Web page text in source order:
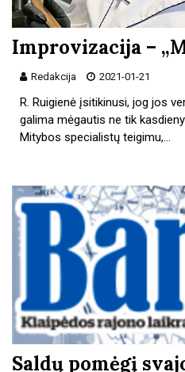
Improvizacija –
Redakcija 2021-01-21
R. Ruigienė įsitikinusi, jog jos
galima mėgautis ne tik
Mitybos specialistų teigimu,…
Saldų pomėgį